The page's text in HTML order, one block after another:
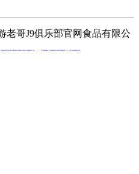
老哥J9俱乐部官网食品有限公